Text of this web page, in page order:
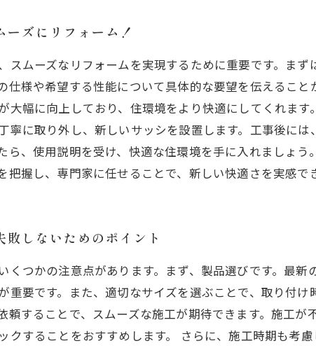
ーズにリフォーム！
スムーズなリフォームを実現するために重要です。ま
仕様や希望する性能について具体的な要望を伝えるこ
大幅に向上しており、住環境をより快適にしてくれま
寧に取り外し、新しいサッシを設置します。工事後に
ら、使用説明を受け、快適な住環境を手に入れましょ
把握し、専門家に任せることで、新しい快適さを実感で
しないためのポイント
くつかの注意点があります。まず、製品選びです。最
重要です。また、適切なサイズを選ぶことで、取り付
頼することで、スムーズな施工が期待できます。施工
クすることをおすすめします。 さらに、施工時期も考